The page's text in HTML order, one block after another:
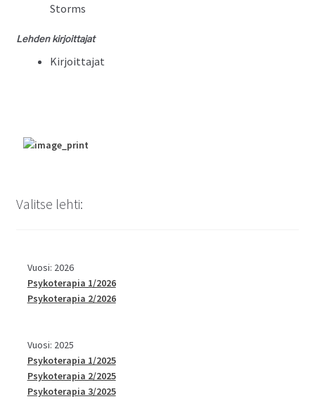
Storms
Lehden kir­joit­ta­jat
Kir­joit­ta­jat
Valitse lehti:
Vuosi: 2026
Psykoterapia 1/2026
Psykoterapia 2/2026
Vuosi: 2025
Psykoterapia 1/2025
Psykoterapia 2/2025
Psykoterapia 3/2025